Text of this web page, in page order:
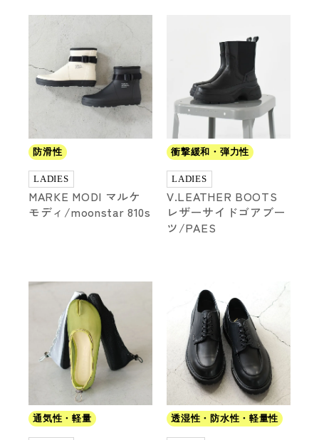
性別
ブランド
防滑性
LADIES
MARKE MODI マルケ
モディ/moonstar 810s
衝撃緩和・弾力性
LADIES
V.LEATHER BOOTS
レザーサイドゴアブー
ツ/PAES
通気性・軽量 透湿性・防水性・軽量性